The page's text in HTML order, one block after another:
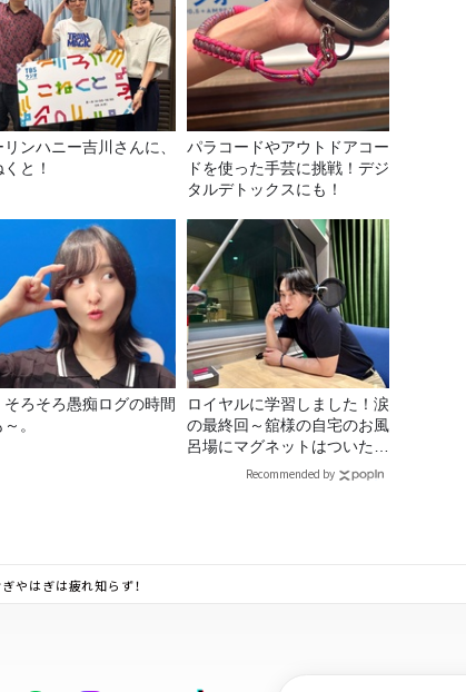
リンハニー吉川さんに、
と！
パラコードやアウトドアコー
ドを使った手芸に挑戦！デジ
タルデトックスにも！
そろそろ愚痴ログの時間
。
ロイヤルに学習しました！涙
の最終回～舘様の自宅のお風
呂場にマグネットはついたの
Recommended by
やはぎは疲れ知らず！